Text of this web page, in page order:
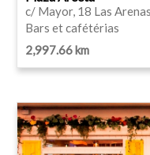
c/ Mayor, 18 Las
Bars et cafétérias
2,997.66 km